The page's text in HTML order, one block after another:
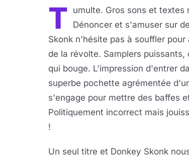
T umulte. Gros sons et
Dénoncer et s'amuser sur
Skonk n'hésite pas à souffler
de la révolte. Samplers
qui bouge. L'impression d'entrer
superbe pochette agrémentée
s'engage pour mettre des baffes
Politiquement incorrect mais
!
Un seul titre et Donkey Skonk